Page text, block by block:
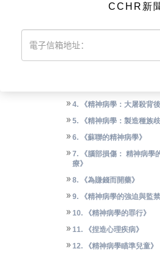
4. 《精神病學：大屠殺背後
5. 《精神病學：製造種族歧
6. 《蘇聯的精神病學》
7. 《腦部損傷： 精神病學
療》
8. 《為賺錢而開藥》
9. 《精神病學的強迫與監禁
10. 《精神病學的罪行》
11. 《捏造心理疾病》
12. 《精神病學瞄準兒童》
CCHR新